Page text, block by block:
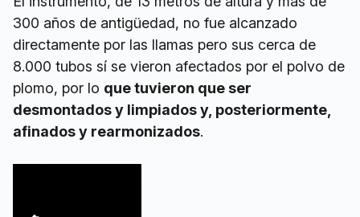
300 años de antigüedad, no fue alcanzado
directamente por las llamas pero sus cerca de
8.000 tubos sí se vieron afectados por el polvo de
plomo, por lo que tuvieron que ser
desmontados y limpiados y, posteriormente,
afinados y rearmonizados.